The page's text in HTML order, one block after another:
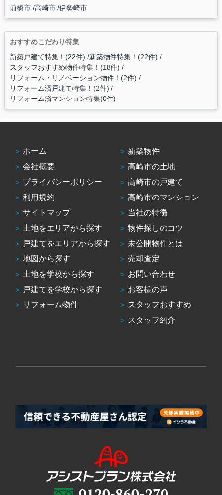
前橋市 高崎市 伊勢崎市
おすすめこだわり特集
新築戸建て特集！(22件) 新築物件特集！(22件)
スタッフおすすめ物件特集！(18件)
リフォーム・リノベーション物件！(2件)
リフォーム済戸建て特集！(2件)
リフォーム済マンション特集(0件)
ホーム
会社概要
プライバシーポリシー
利用規約
サイトマップ
土地をエリアから探す
戸建てをエリアから探す
地図から探す
土地を学校から探す
戸建てを学校から探す
リフォーム物件
新築物件
高崎市の土地
高崎市の戸建て
高崎市のマンション
当社の特徴
物件探しのコツ
未公開物件とは
売却査定
お問い合わせ
お客様の声
スタッフおすすめ
スタッフ紹介